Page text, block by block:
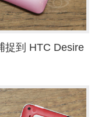
捉到 HTC Desire